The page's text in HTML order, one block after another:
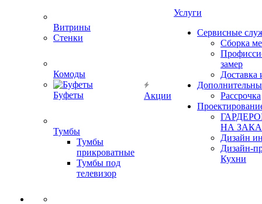
Витрины
Стенки
Комоды
Буфеты
Тумбы
Тумбы
прикроватные
Тумбы под
телевизор
Акции
Услуги
Сервисные
Сборка
замер
Доставка
Рассрочка
НА
Дизайн
Дизайн-
Кухни